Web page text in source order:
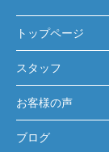
トップページ
スタッフ
お客様の声
ブログ